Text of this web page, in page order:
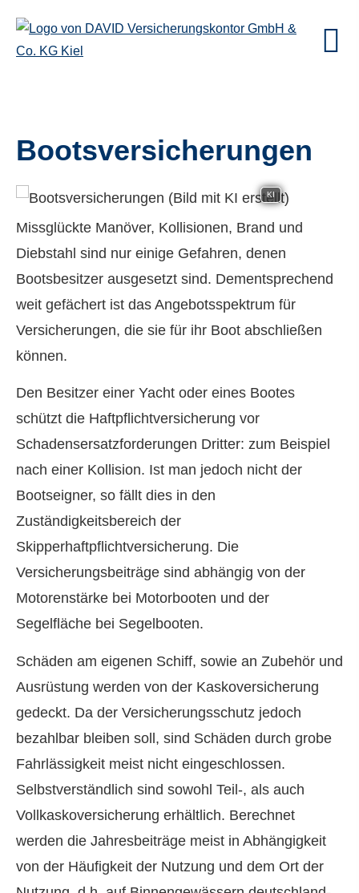
Bootsversicherungen
KI
Missglückte Manöver, Kollisionen, Brand und
Diebstahl sind nur einige Gefahren, denen
Bootsbesitzer ausgesetzt sind. Dementsprechend
weit gefächert ist das Angebotsspektrum für
Versicherungen, die sie für ihr Boot abschließen
können.
Den Besitzer einer Yacht oder eines Bootes
schützt die Haft­pflichtversicherung vor
Schadensersatzforderungen Dritter: zum Beispiel
nach einer Kollision. Ist man jedoch nicht der
Bootseigner, so fällt dies in den
Zuständigkeitsbereich der
Skipperhaftpflichtversicherung. Die
Versicherungsbeiträge sind abhängig von der
Motorenstärke bei Motorbooten und der
Segelfläche bei Segelbooten.
Schäden am eigenen Schiff, sowie an Zubehör und
Ausrüstung werden von der Kaskoversicherung
gedeckt. Da der Versicherungsschutz jedoch
bezahlbar bleiben soll, sind Schäden durch grobe
Fahrlässigkeit meist nicht eingeschlossen.
Selbstverständlich sind sowohl Teil-, als auch
Vollkaskoversicherung erhältlich. Berechnet
werden die Jahresbeiträge meist in Abhängigkeit
von der Häufigkeit der Nutzung und dem Ort der